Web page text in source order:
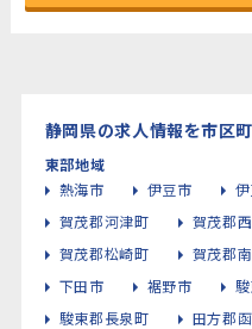
静岡県の求人情報を市区
東部地域
熱海市
伊豆市
賀茂郡河津町
賀茂郡
賀茂郡松崎町
賀茂郡
下田市
裾野市
駿東郡長泉町
田方郡